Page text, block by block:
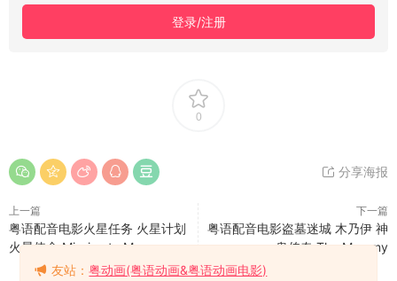
登录/注册
0
分享海报
上一篇
粤语配音电影火星任务 火星计划
火星使命 Mission to Mars
下一篇
粤语配音电影盗墓迷城 木乃伊 神
鬼传奇 The Mummy
友站：粤动画(粤语动画&粤语动画电影)